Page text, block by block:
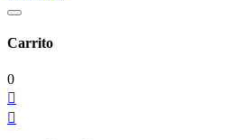
Carrito
0

